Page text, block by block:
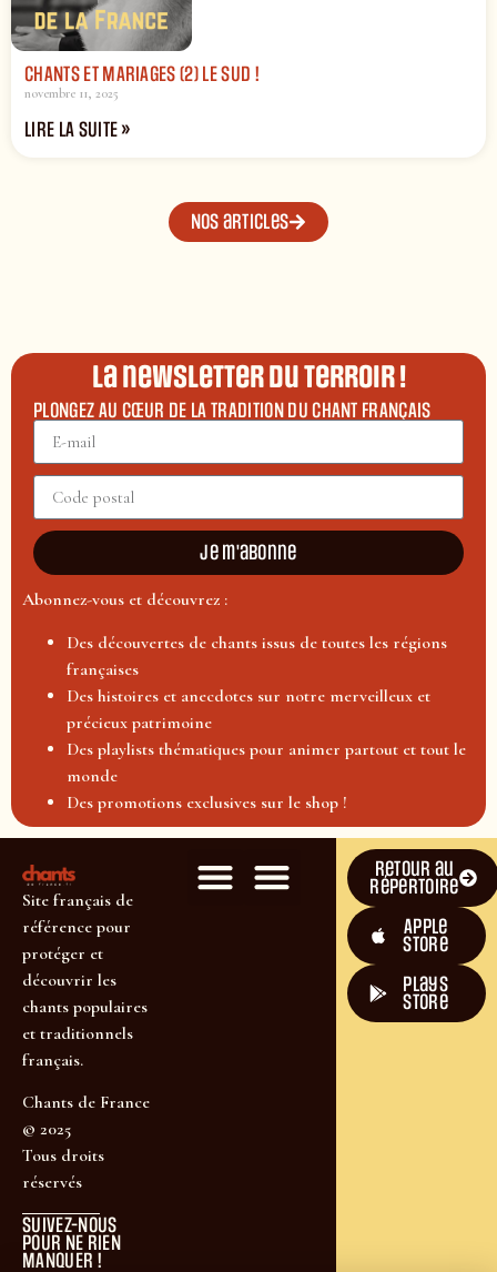
CHANTS ET MARIAGES (2) LE SUD !
novembre 11, 2025
LIRE LA SUITE »
Nos articles
La newsletter du terroir !
PLONGEZ AU CŒUR DE LA TRADITION DU CHANT FRANÇAIS
Je m'abonne
Abonnez-vous et découvrez :
Des découvertes de chants issus de toutes les régions
françaises
Des histoires et anecdotes sur notre merveilleux et
précieux patrimoine
Des playlists thématiques pour animer partout et tout le
monde
Des promotions exclusives sur le shop !
Site français de
référence pour
protéger et
découvrir les
chants populaires
et traditionnels
français.
Chants de France
© 2025
Tous droits
réservés
SUIVEZ-NOUS
POUR NE RIEN
MANQUER !
Retour au
répertoire
Apple
Store
plays
store